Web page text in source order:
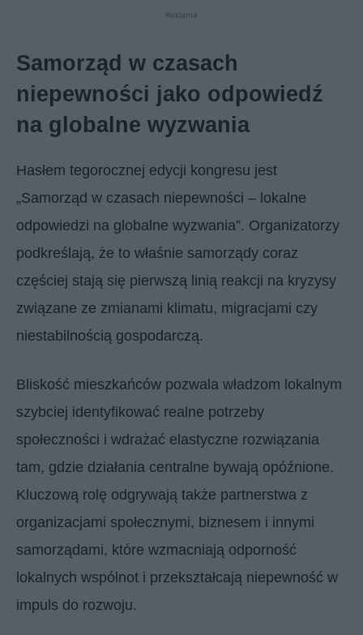
Reklama
Samorząd w czasach
niepewności jako odpowiedź
na globalne wyzwania
Hasłem tegorocznej edycji kongresu jest
„Samorząd w czasach niepewności – lokalne
odpowiedzi na globalne wyzwania”. Organizatorzy
podkreślają, że to właśnie samorządy coraz
częściej stają się pierwszą linią reakcji na kryzysy
związane ze zmianami klimatu, migracjami czy
niestabilnością gospodarczą.
Bliskość mieszkańców pozwala władzom lokalnym
szybciej identyfikować realne potrzeby
społeczności i wdrażać elastyczne rozwiązania
tam, gdzie działania centralne bywają opóźnione.
Kluczową rolę odgrywają także partnerstwa z
organizacjami społecznymi, biznesem i innymi
samorządami, które wzmacniają odporność
lokalnych wspólnot i przekształcają niepewność w
impuls do rozwoju.